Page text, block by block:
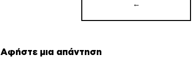
←
Αφήστε μια απάντηση